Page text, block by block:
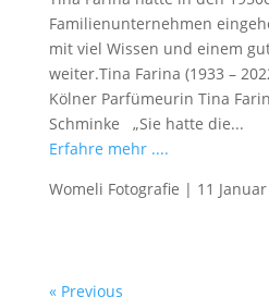
Familienunternehmen
mit viel Wissen und einem
weiter.Tina Farina (1933 –
Kölner Parfümeurin Tina
Schminke „Sie hatte die...
Erfahre mehr ....
Womeli Fotografie | 11
« Previous